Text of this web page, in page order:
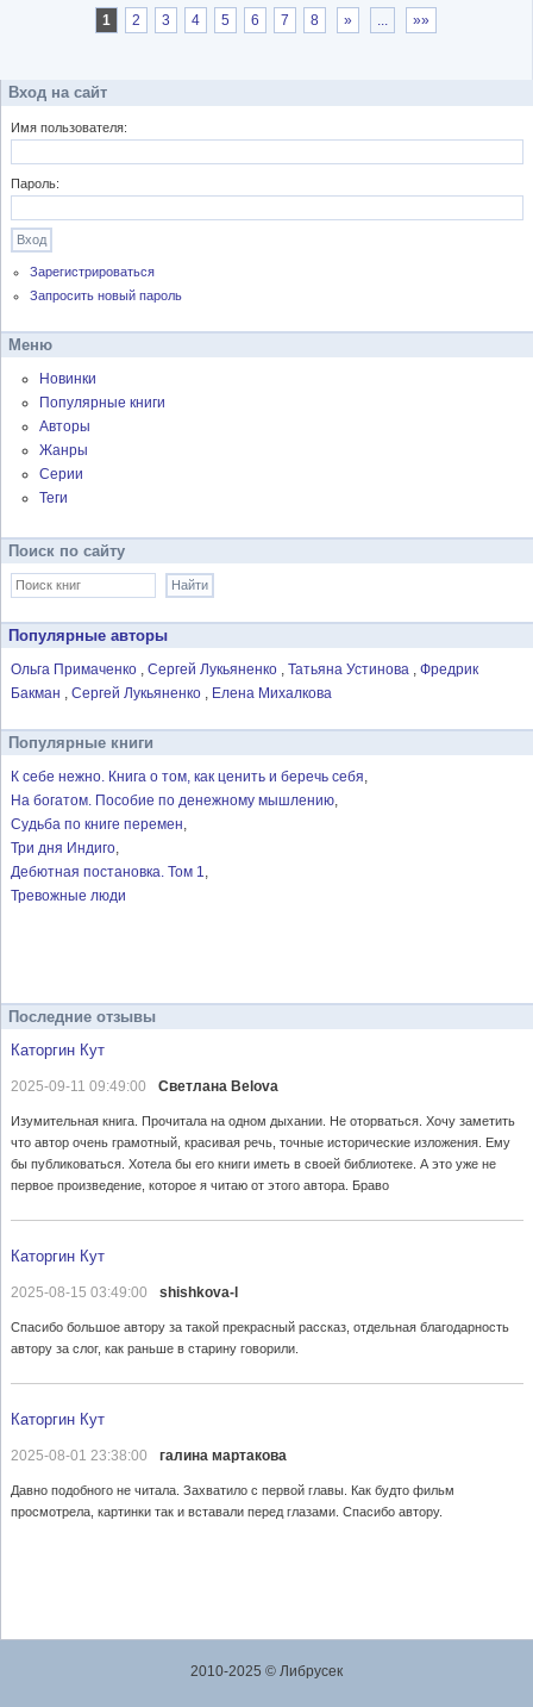
1 2 3 4 5 6 7 8 » ... »»
Вход на сайт
Имя пользователя:
Пароль:
Зарегистрироваться
Запросить новый пароль
Меню
Новинки
Популярные книги
Авторы
Жанры
Серии
Теги
Поиск по сайту
Популярные авторы
Ольга Примаченко Сергей Лукьяненко Татьяна Устинова
Фредрик
Бакман
Сергей Лукьяненко Елена Михалкова
Популярные книги
К себе нежно. Книга о том, как ценить и беречь себя
На богатом. Пособие по денежному мышлению
Судьба по книге перемен
Три дня Индиго
Дебютная постановка. Том 1
Тревожные люди
Последние отзывы
Каторгин Кут
2025-09-11 09:49:00 Светлана Belova
Изумительная книга. Прочитала на одном дыхании. Не оторваться. Хочу заметить
что автор очень грамотный, красивая речь, точные исторические изложения. Ему
бы публиковаться. Хотела бы его книги иметь в своей библиотеке. А это уже не
первое произведение, которое я читаю от этого автора. Браво
Каторгин Кут
2025-08-15 03:49:00 shishkova-l
Спасибо большое автору за такой прекрасный рассказ, отдельная благодарность
автору за слог, как раньше в старину говорили.
Каторгин Кут
2025-08-01 23:38:00 галина мартакова
Давно подобного не читала. Захватило с первой главы. Как будто фильм
просмотрела, картинки так и вставали перед глазами. Спасибо автору.
2010-2025 © Либрусек